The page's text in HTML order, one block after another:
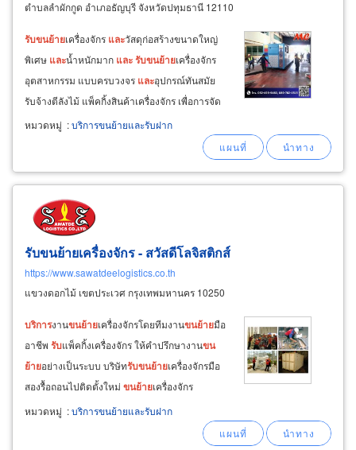
ตำบลลำผักกูด อำเภอธัญบุรี จังหวัดปทุมธานี 12110
รับขนย้ายเครื่องจักร และวัสดุก่อสร้างขนาดใหญ่
พิเศษ และน้ำหนักมาก และรับขนย้ายเครื่องจักร
อุตสาหกรรม แบบครบวงจร และอุปกรณ์ทันสมัย
รับจ้างตีลังไม้ แพ็คกิ้งสินค้าเครื่องจักร เพื่อการจัด
เก็บและส่งออก เรามุ่งมั่นบริการลูกค้าด้วยความ
แพ็คของ
หมวดหมู่ :บริการขนย้ายและรับฝาก
รับขนย้ายเครื่องจักร - สวัสดีโลจิสติกส์
https://www.sawatdeelogistics.co.th
แขวงดอกไม้ เขตประเวศ กรุงเทพมหานคร 10250
บริการงานขนย้ายเครื่องจักรโดยทีมงานขนย้ายมือ
อาชีพ รับแพ็คกิ้งเครื่องจักร ให้คำปรึกษางานขน
ย้ายอย่างเป็นระบบ บริษัทรับขนย้ายเครื่องจักรมือ
สองรื้อถอนไปติดตั้งใหม่ ขนย้ายเครื่องจักร
อุตสาหกรรม ขนส่งเครื่องจักรกลหนัก
ขน
หมวดหมู่ :บริการขนย้ายและรับฝาก